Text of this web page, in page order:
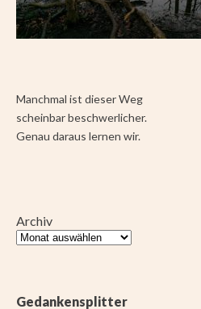
Manchmal ist dieser Weg
scheinbar beschwerlicher.
Genau daraus lernen wir.
Archiv
Gedankensplitter